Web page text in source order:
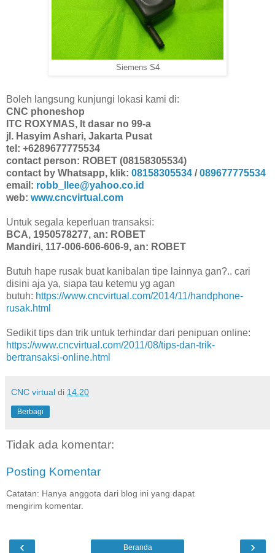
Siemens S4
Boleh langsung kunjungi lokasi kami di:
CNC phoneshop
ITC ROXYMAS, lt dasar no 99-a
jl. Hasyim Ashari, Jakarta Pusat
tel: +6289677775534
contact person: ROBET (08158305534)
contact by Whatsapp, klik: 08158305534 /089677775534
email: robb_llee@yahoo.co.id
web: www.cncvirtual.com
Untuk segala keperluan transaksi:
BCA, 1950578277, an: ROBET
Mandiri, 117-006-606-606-9, an: ROBET
Butuh hape rusak buat kanibalan tipe lainnya gan?.. cari
disini aja ya, siapa tau ketemu yg agan
butuh: https://www.cncvirtual.com/2014/11/handphone-
rusak.html
Sedikit tips dan trik untuk terhindar dari penipuan online:
https://www.cncvirtual.com/2011/08/tips-dan-trik-
bertransaksi-online.html
CNC virtual di 14.20
Berbagi
Tidak ada komentar:
Posting Komentar
Catatan: Hanya anggota dari blog ini yang dapat
mengirim komentar.
‹ ›
Beranda